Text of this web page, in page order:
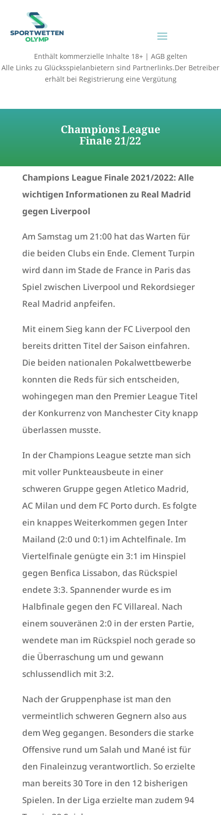
Enthält kommerzielle Inhalte 18+ | AGB gelten
Alle Links zu Glücksspielanbietern sind Partnerlinks.Der Betreiber
erhält bei Registrierung eine Vergütung
Champions League
Finale 21/22
Champions League Finale 2021/2022: Alle
wichtigen Informationen zu Real Madrid
gegen Liverpool
Am Samstag um 21:00 hat das Warten für
die beiden Clubs ein Ende. Clement Turpin
wird dann im Stade de France in Paris das
Spiel zwischen Liverpool und Rekordsieger
Real Madrid anpfeifen.
Mit einem Sieg kann der FC Liverpool den
bereits dritten Titel der Saison einfahren.
Die beiden nationalen Pokalwettbewerbe
konnten die Reds für sich entscheiden,
wohingegen man den Premier League Titel
der Konkurrenz von Manchester City knapp
überlassen musste.
In der Champions League setzte man sich
mit voller Punkteausbeute in einer
schweren Gruppe gegen Atletico Madrid,
AC Milan und dem FC Porto durch. Es folgte
ein knappes Weiterkommen gegen Inter
Mailand (2:0 und 0:1) im Achtelfinale. Im
Viertelfinale genügte ein 3:1 im Hinspiel
gegen Benfica Lissabon, das Rückspiel
endete 3:3. Spannender wurde es im
Halbfinale gegen den FC Villareal. Nach
einem souveränen 2:0 in der ersten Partie,
wendete man im Rückspiel noch gerade so
die Überraschung um und gewann
schlussendlich mit 3:2.
Nach der Gruppenphase ist man den
vermeintlich schweren Gegnern also aus
dem Weg gegangen. Besonders die starke
Offensive rund um Salah und Mané ist für
den Finaleinzug verantwortlich. So erzielte
man bereits 30 Tore in den 12 bisherigen
Spielen. In der Liga erzielte man zudem 94